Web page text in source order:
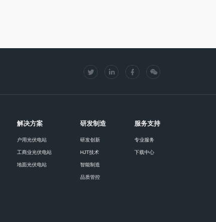
解决方案
户用光伏电站
工商业光伏电站
地面光伏电站
研发制造
研发创新
HJT技术
智能制造
品质管控
服务支持
专业服务
下载中心